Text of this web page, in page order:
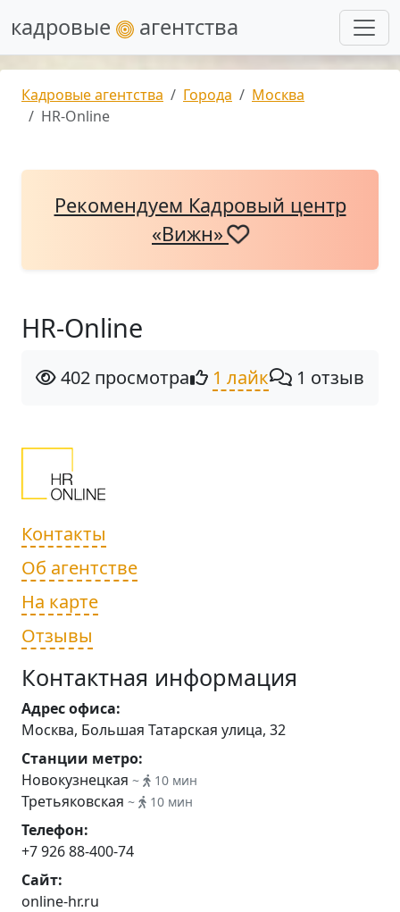
кадровые агентства
Кадровые агентства Города
Москва
HR-Online
Рекомендуем Кадровый центр
«Вижн»
HR-Online
402 просмотра 1 лайк 1 отзыв
Контакты
Об агентстве
На карте
Отзывы
Контактная информация
Адрес офиса:
Москва, Большая Татарская улица, 32
Станции метро:
Новокузнецкая ~ 10 мин
Третьяковская ~ 10 мин
Телефон:
+7 926 88-400-74
Сайт:
online-hr.ru